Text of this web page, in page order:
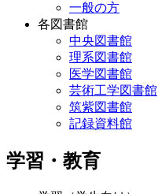
一般の方
各図書館
中央図書館
理系図書館
医学図書館
芸術工学図書館
筑紫図書館
記録資料館
学習・教育